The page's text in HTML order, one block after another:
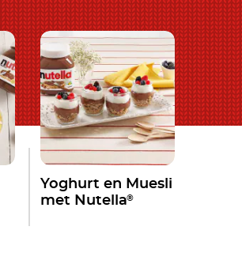
Yoghurt en Muesli
met Nutella®